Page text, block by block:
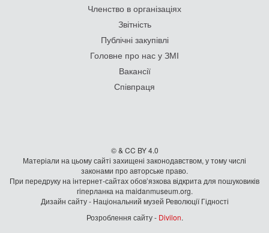
Членство в організаціях
Звітність
Публічні закупівлі
Головне про нас у ЗМІ
Вакансії
Співпраця
© & CC BY 4.0
Матеріали на цьому сайті захищені законодавством, у тому числі
законами про авторське право.
При передруку на iнтернет-сайтах обов’язкова відкрита для пошуковиків
гiперланка на maidanmuseum.org.
Дизайн сайту - Національний музей Революції Гідності
Розроблення сайту - Divilon.